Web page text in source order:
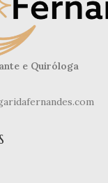
e Quiróloga